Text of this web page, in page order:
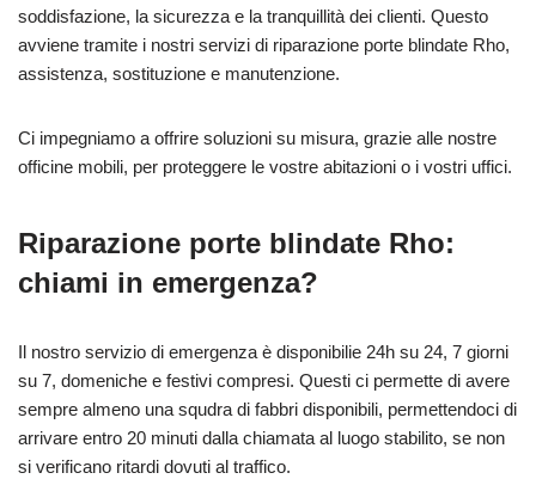
soddisfazione, la sicurezza e la tranquillità dei clienti. Questo
avviene tramite i nostri servizi di riparazione porte blindate Rho,
assistenza, sostituzione e manutenzione.
Ci impegniamo a offrire soluzioni su misura, grazie alle nostre
officine mobili, per proteggere le vostre abitazioni o i vostri uffici.
Riparazione porte blindate Rho:
chiami in emergenza?
Il nostro servizio di emergenza è disponibilie 24h su 24, 7 giorni
su 7, domeniche e festivi compresi. Questi ci permette di avere
sempre almeno una squdra di fabbri disponibili, permettendoci di
arrivare entro 20 minuti dalla chiamata al luogo stabilito, se non
si verificano ritardi dovuti al traffico.